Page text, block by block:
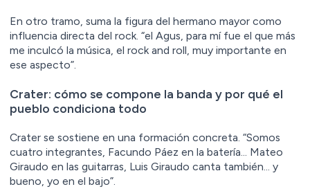
En otro tramo, suma la figura del hermano mayor como
influencia directa del rock. “el Agus, para mí fue el que más
me inculcó la música, el rock and roll, muy importante en
ese aspecto”.
Crater: cómo se compone la banda y por qué el
pueblo condiciona todo
Crater se sostiene en una formación concreta. “Somos
cuatro integrantes, Facundo Páez en la batería… Mateo
Giraudo en las guitarras, Luis Giraudo canta también… y
bueno, yo en el bajo”.